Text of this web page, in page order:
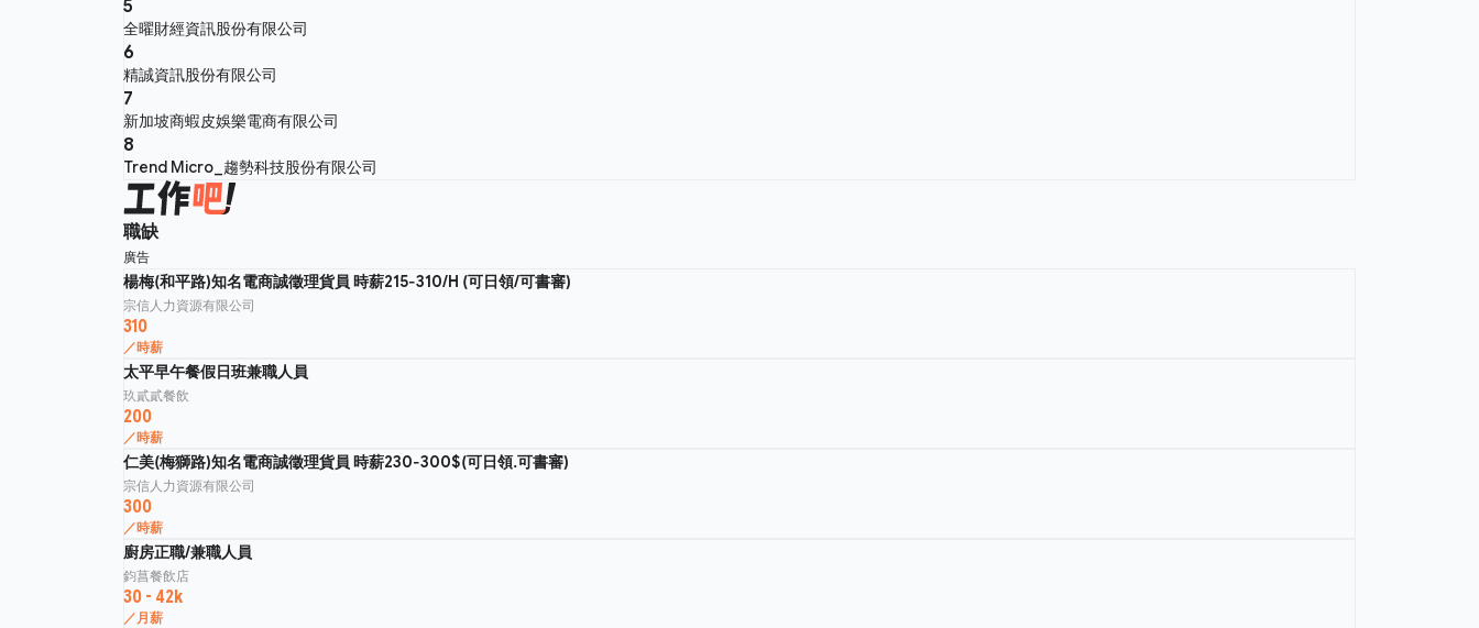
5
全曜財經資訊股份有限公司
6
精誠資訊股份有限公司
7
新加坡商蝦皮娛樂電商有限公司
8
Trend Micro_趨勢科技股份有限公司
職缺
廣告
楊梅(和平路)知名電商誠徵理貨員 時薪215-310/H (可日領/可書審)
宗信人力資源有限公司
310
／時薪
太平早午餐假日班兼職人員
玖貳貳餐飲
200
／時薪
仁美(梅獅路)知名電商誠徵理貨員 時薪230-300$(可日領.可書審)
宗信人力資源有限公司
300
／時薪
廚房正職/兼職人員
鈞菖餐飲店
30 - 42k
／月薪